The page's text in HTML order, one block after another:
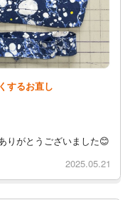
するお直し
りがとうございました😊
2025.05.21